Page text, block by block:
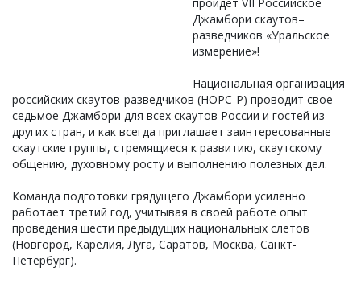
Джамбори скаутов–
разведчиков «Уральское
измерение»!
Национальная организация
российских скаутов-разведчиков (НОРС-Р) проводит свое
седьмое Джамбори для всех скаутов России и гостей из
других стран, и как всегда приглашает заинтересованные
скаутские группы, стремящиеся к развитию, скаутскому
общению, духовному росту и выполнению полезных дел.
Команда подготовки грядущего Джамбори усиленно
работает третий год, учитывая в своей работе опыт
проведения шести предыдущих национальных слетов
(Новгород, Карелия, Луга, Саратов, Москва, Санкт-
Петербург).